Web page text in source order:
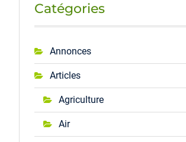
Catégories
Annonces
Articles
Agriculture
Air